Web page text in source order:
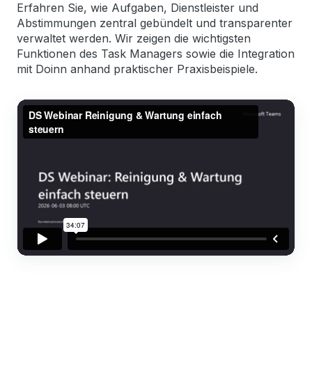
Erfahren Sie, wie Aufgaben, Dienstleister und
Abstimmungen zentral gebündelt und transparenter
verwaltet werden. Wir zeigen die wichtigsten
Funktionen des Task Managers sowie die Integration
mit Doinn anhand praktischer Praxisbeispiele.